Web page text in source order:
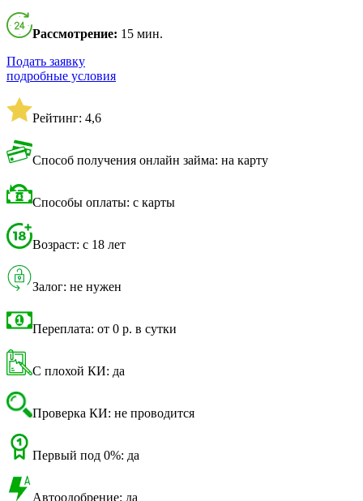
Рассмотрение: 15 мин.
Подать заявку
подробные условия
Рейтинг: 4,6
Способ получения онлайн займа: на карту
Способы оплаты: с карты
Возраст: с 18 лет
Залог: не нужен
Переплата: от 0 р. в сутки
С плохой КИ: да
Проверка КИ: не проводится
Первый под 0%: да
Автоодобрение: да